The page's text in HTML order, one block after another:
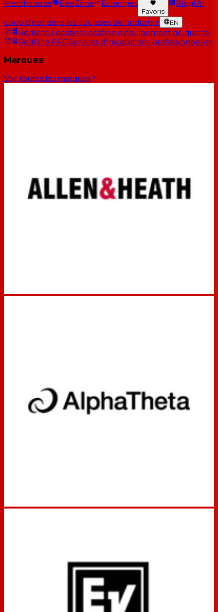
Merchandise
RedZone Échanges
Favoris
BlogUn
coup d'oeil dans les coulisses de l'industrie EN
RedOne LocationLocation d'équipement de qualité
RedOne PROServices d'installations professionnelles
Marques
Voir toutes les marques